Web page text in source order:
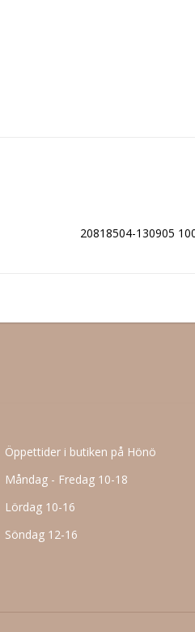
20818504-130905
Öppettider i butiken på Hönö
Måndag - Fredag 10-18
Lördag 10-16
Söndag 12-16